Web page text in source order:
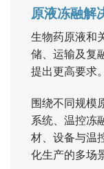
原液冻融解
生物药原液和
储、运输及复
提出更高要求。
围绕不同规模
系统、温控冻
材、设备与温
化生产的多场